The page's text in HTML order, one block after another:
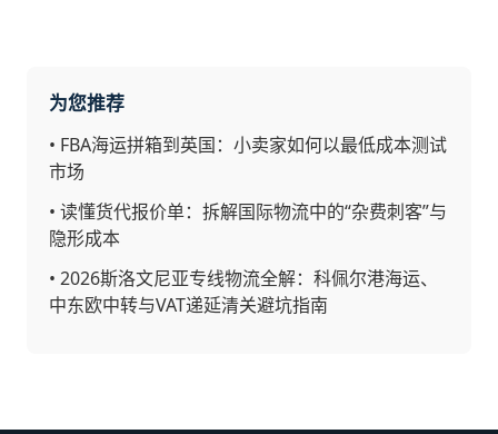
为您推荐
• FBA海运拼箱到英国：小卖家如何以最低成本测试
市场
• 读懂货代报价单：拆解国际物流中的“杂费刺客”与
隐形成本
• 2026斯洛文尼亚专线物流全解：科佩尔港海运、
中东欧中转与VAT递延清关避坑指南